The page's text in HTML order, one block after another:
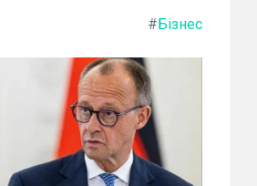
#Бізнес